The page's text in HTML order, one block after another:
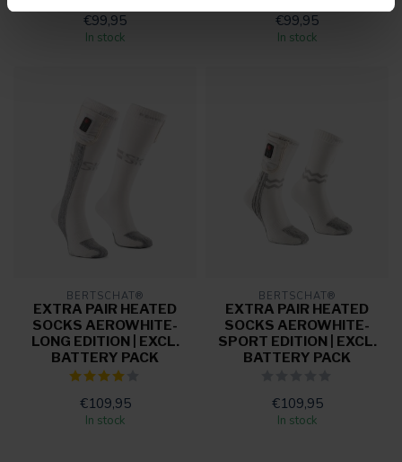
€99,95
In stock
€99,95
In stock
BERTSCHAT®
EXTRA PAIR HEATED
SOCKS AEROWHITE-
LONG EDITION | EXCL.
BATTERY PACK
€109,95
In stock
BERTSCHAT®
EXTRA PAIR HEATED
SOCKS AEROWHITE-
SPORT EDITION | EXCL.
BATTERY PACK
€109,95
In stock